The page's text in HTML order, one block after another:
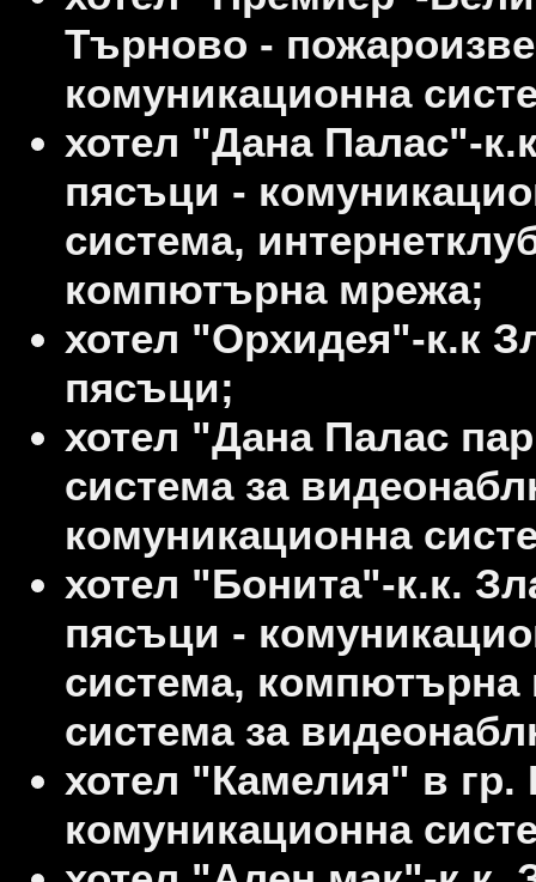
Търново -
комуникационна
хотел "Дана Палас"-
пясъци -
система,
компютърна мрежа;
хотел "Орхидея"-к.к
пясъци;
хотел "Дана Палас
система за
комуникационна
хотел "Бонита"-к.к.
пясъци -
система, компютърна
система за
хотел "Камелия" в гр.
комуникационна